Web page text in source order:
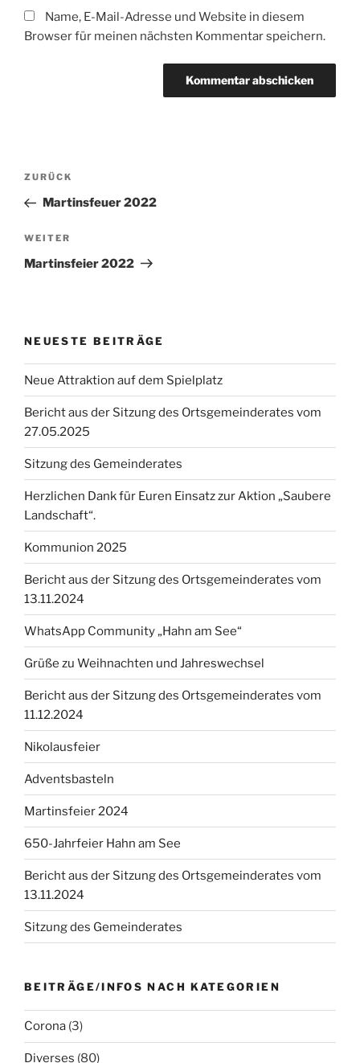
Name, E-Mail-Adresse und Website in diesem
Browser für meinen nächsten Kommentar speichern.
Beitragsnavigation
Vorheriger
Beitrag
ZURÜCK
Martinsfeuer 2022
Nächster
Beitrag
WEITER
Martinsfeier 2022
NEUESTE BEITRÄGE
Neue Attraktion auf dem Spielplatz
Bericht aus der Sitzung des Ortsgemeinderates vom
27.05.2025
Sitzung des Gemeinderates
Herzlichen Dank für Euren Einsatz zur Aktion „Saubere
Landschaft“.
Kommunion 2025
Bericht aus der Sitzung des Ortsgemeinderates vom
13.11.2024
WhatsApp Community „Hahn am See“
Grüße zu Weihnachten und Jahreswechsel
Bericht aus der Sitzung des Ortsgemeinderates vom
11.12.2024
Nikolausfeier
Adventsbasteln
Martinsfeier 2024
650-Jahrfeier Hahn am See
Bericht aus der Sitzung des Ortsgemeinderates vom
13.11.2024
Sitzung des Gemeinderates
BEITRÄGE/INFOS NACH KATEGORIEN
Corona (3)
Diverses (80)